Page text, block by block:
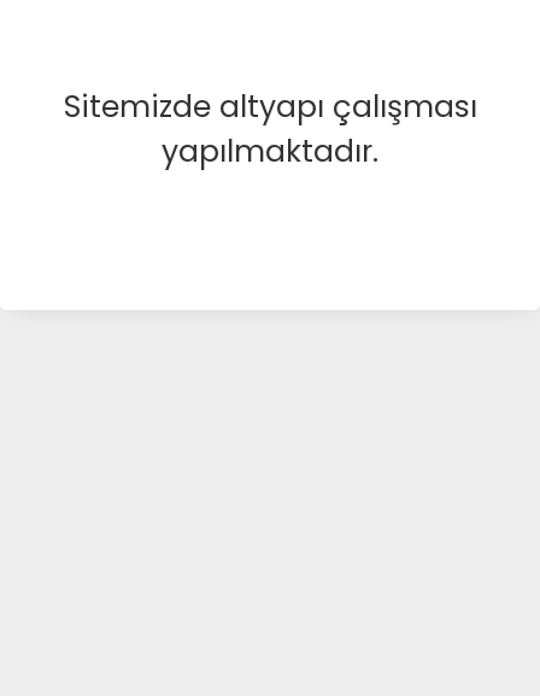
Sitemizde altyapı çalışması
yapılmaktadır.